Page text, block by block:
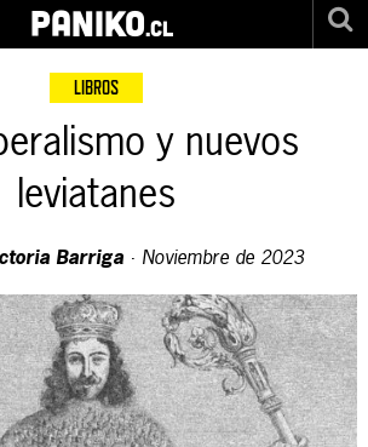
PANIKO.cl
LIBROS
y nuevos
leviatanes
Barriga · Noviembre de 2023